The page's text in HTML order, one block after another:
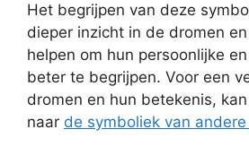
Het begrijpen van deze
dieper inzicht in de dromen
helpen om hun persoonlijke
beter te begrijpen. Voor een
dromen en hun betekenis,
naar de symboliek van